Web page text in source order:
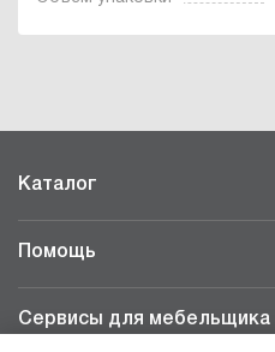
Каталог
Помощь
Сервисы для мебельщика